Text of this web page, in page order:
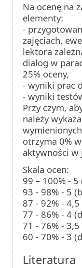
Na ocenę na
elementy:
-
zajęciach,
lektora
dialog w
25% oceny,
- wyniki prac
- wyniki
Przy czym,
należy
otrzyma 0%
aktywności w
Skala ocen:
99 – 100% - 5
93 - 98% - 5
87 - 92% -
77 - 86% - 4
71 - 76% -
60 - 70% - 3
Literatura